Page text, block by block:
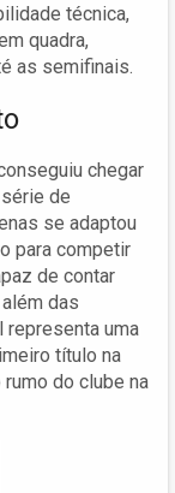
técnica,
quadra,
as semifinais.
chegar
de
se adaptou
para competir
de contar
das
representa uma
título na
do clube na